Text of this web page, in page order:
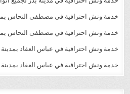
خدمة ونش احترافية في مصطفى النحاس
خدمة ونش احترافية في مصطفى النحاس
خدمة ونش احترافية في عباس العقاد
خدمة ونش احترافية في عباس العقاد